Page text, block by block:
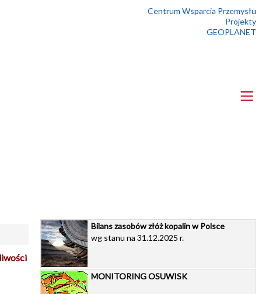
Centrum Wsparcia Przemysłu
Projekty
GEOPLANET
Bilans zasobów złóż kopalin w Polsce
wg stanu na 31.12.2025 r.
MONITORING OSUWISK